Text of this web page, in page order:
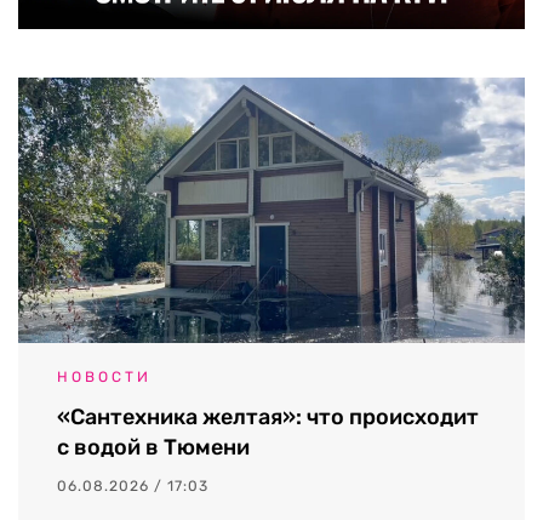
НОВОСТИ
«Сантехника желтая»: что происходит
с водой в Тюмени
06.08.2026 / 17:03